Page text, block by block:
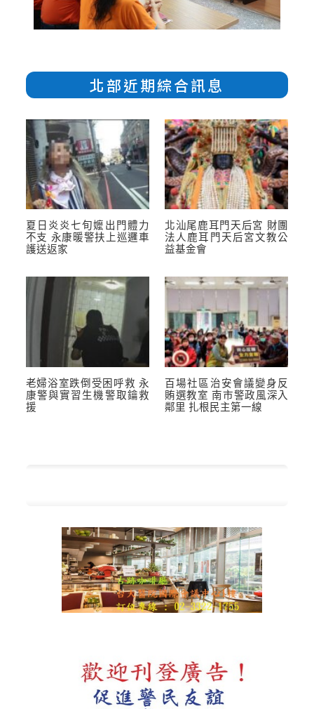
北部近期綜合訊息
夏日炎炎七旬嬤出門體力
不支 永康暖警扶上巡邏車
護送返家
北汕尾鹿耳門天后宮 財團
法人鹿耳門天后宮文教公
益基金會
老婦浴室跌倒受困呼救 永
康警與實習生機警取鑰救
援
百場社區治安會議變身反
賄選教室 南市警政風深入
鄰里 扎根民主第一線